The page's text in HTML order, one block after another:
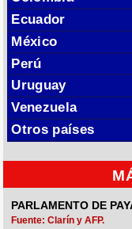
Ecuador
México
Perú
Uruguay
Venezuela
Otros países
PARLAMENTO DE
Fuente: Clarín y AFP.